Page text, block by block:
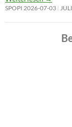
SPOPI 2026-07-03